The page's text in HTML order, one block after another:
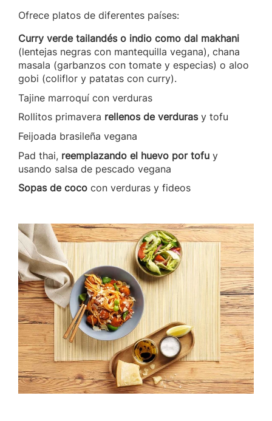
Ofrece platos de diferentes países:
Curry verde tailandés o indio como dal makhani
(lentejas negras con mantequilla vegana), chana
masala (garbanzos con tomate y especias) o aloo
gobi (coliflor y patatas con curry).
Tajine marroquí con verduras
Rollitos primavera rellenos de verdurasy tofu
Feijoada brasileña vegana
Pad thai, reemplazando el huevo por tofu y
usando salsa de pescado vegana
Sopas de coco con verduras y fideos